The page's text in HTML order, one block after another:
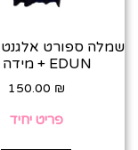
+ EDUN מידה 38
150.00 ₪
פריט יחיד